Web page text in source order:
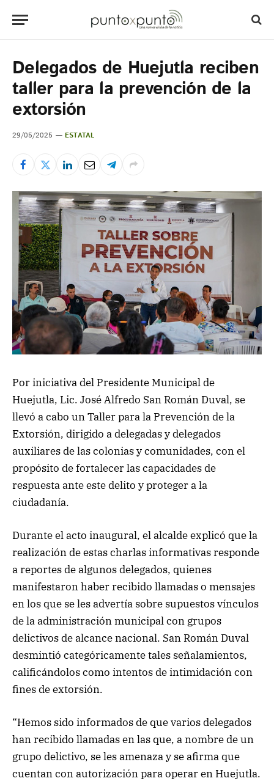
Delegados de Huejutla reciben
taller para la prevención de la
extorsión
29/05/2025 ESTATAL
Por iniciativa del Presidente Municipal de
Huejutla, Lic. José Alfredo San Román Duval, se
llevó a cabo un Taller para la Prevención de la
Extorsión, dirigido a delegadas y delegados
auxiliares de las colonias y comunidades, con el
propósito de fortalecer las capacidades de
respuesta ante este delito y proteger a la
ciudadanía.
Durante el acto inaugural, el alcalde explicó que la
realización de estas charlas informativas responde
a reportes de algunos delegados, quienes
manifestaron haber recibido llamadas o mensajes
en los que se les advertía sobre supuestos vínculos
de la administración municipal con grupos
delictivos de alcance nacional. San Román Duval
desmintió categóricamente tales señalamientos,
calificándolos como intentos de intimidación con
fines de extorsión.
“Hemos sido informados de que varios delegados
han recibido llamadas en las que, a nombre de un
grupo delictivo, se les amenaza y se afirma que
cuentan con autorización para operar en Huejutla.